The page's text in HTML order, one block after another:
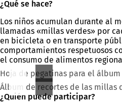
¿Qué se hace?
Los niños acumulan durante al
llamadas «millas verdes» por
en bicicleta o en transporte
comportamientos respetuosos
el consumo de alimentos
Hoja de pegatinas para el
Álbum de recortes de las millas
¿Quién puede participar?